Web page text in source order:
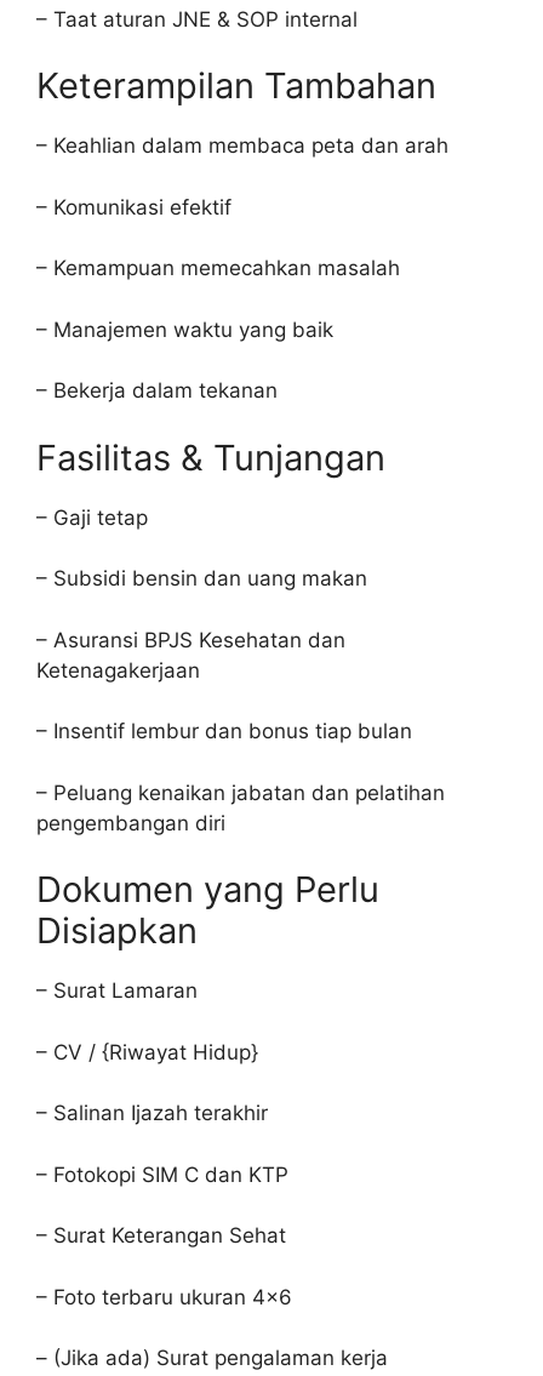
– Taat aturan JNE & SOP internal
Keterampilan Tambahan
– Keahlian dalam membaca peta dan arah
– Komunikasi efektif
– Kemampuan memecahkan masalah
– Manajemen waktu yang baik
– Bekerja dalam tekanan
Fasilitas & Tunjangan
– Gaji tetap
– Subsidi bensin dan uang makan
– Asuransi BPJS Kesehatan dan
Ketenagakerjaan
– Insentif lembur dan bonus tiap bulan
– Peluang kenaikan jabatan dan pelatihan
pengembangan diri
Dokumen yang Perlu
Disiapkan
– Surat Lamaran
– CV / {Riwayat Hidup}
– Salinan Ijazah terakhir
– Fotokopi SIM C dan KTP
– Surat Keterangan Sehat
– Foto terbaru ukuran 4×6
– (Jika ada) Surat pengalaman kerja